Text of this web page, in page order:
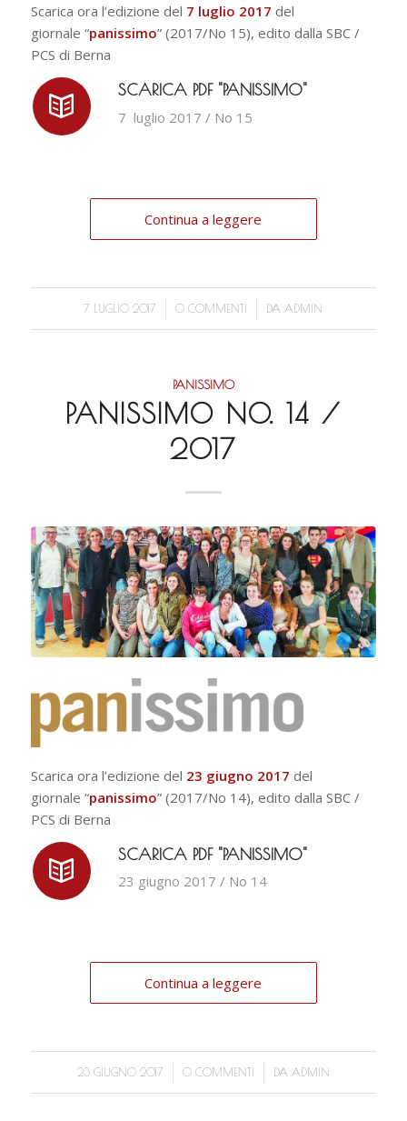
Scarica ora l’edizione del 7 luglio 2017 del
giornale “panissimo” (2017/No 15), edito dalla SBC /
PCS di Berna
SCARICA PDF "PANISSIMO"
7 luglio 2017 / No 15
Continua a leggere
7 LUGLIO 2017
/ 0 COMMENTI
/ DA ADMIN
PANISSIMO
PANISSIMO NO. 14 /
2017
Scarica ora l’edizione del 23 giugno 2017 del
giornale “panissimo” (2017/No 14), edito dalla SBC /
PCS di Berna
SCARICA PDF "PANISSIMO"
23 giugno 2017 / No 14
Continua a leggere
23 GIUGNO 2017
/ 0 COMMENTI
/ DA ADMIN